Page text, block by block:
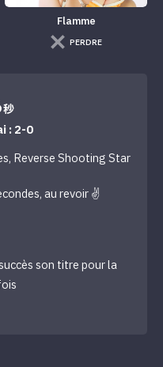
Flamme
PERDRE
秒
: 2-0
Reverse Shooting Star
au revoir ✌️
son titre pour la